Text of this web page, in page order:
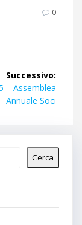
0
Successivo:
– Assemblea
Annuale Soci
Cerca